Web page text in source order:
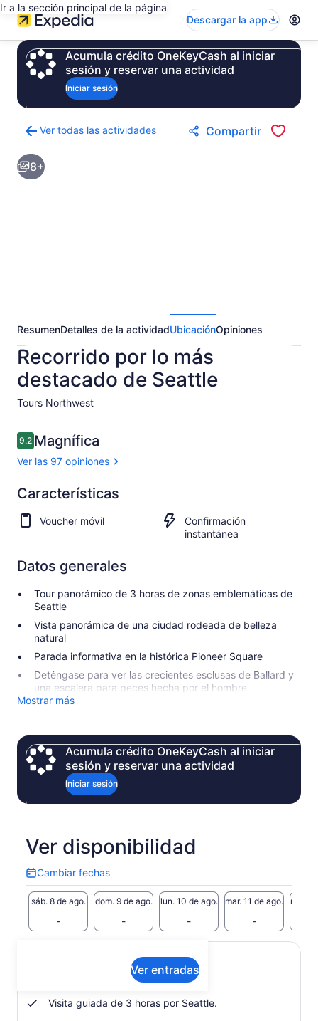
Ir a la sección principal de la página
Descargar la app
Acumula crédito OneKeyCash al iniciar
sesión y reservar una actividad
Iniciar sesión
Ver todas las actividades
a
la
página
Compartir
8+
ResumenDetalles de la actividadUbicaciónOpiniones
Recorrido por lo más
destacado de Seattle
Tours Northwest​
Opiniones
9.29.2 de 10,
Magnífica
Ver las 97 opiniones
9.29.2 de 10
Magnífica
Ver 97
opiniones
Características
Voucher móvil
Confirmación
instantánea
Datos generales
Tour panorámico de 3 horas de zonas emblemáticas de
Seattle
Vista panorámica de una ciudad rodeada de belleza
natural
Parada informativa en la histórica Pioneer Square
Deténgase para ver las crecientes esclusas de Ballard y
una escalera para peces hecha por el hombre
Mostrar más
Acumula crédito OneKeyCash al iniciar
sesión y reservar una actividad
Iniciar sesión
Ver disponibilidad
Cambiar fechas
Cambiar
fechas
sáb. 8 de ago.
-
dom. 9 de ago.
-
lun. 10 de ago.
-
mar. 11 de ago.
-
mié.
Ver entradas
Qué incluye o no
Visita guiada de 3 horas por Seattle.